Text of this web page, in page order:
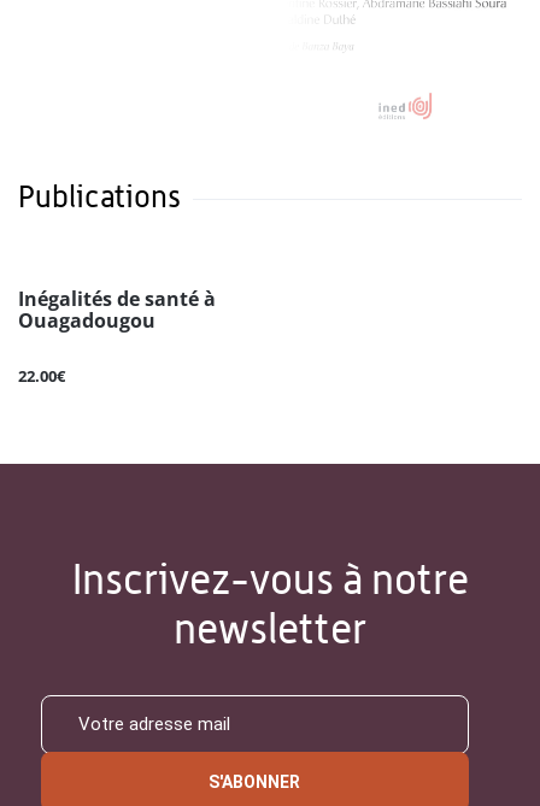
Publications
Inégalités de santé à
Ouagadougou
22.00€
Inscrivez-vous à notre
newsletter
S'ABONNER